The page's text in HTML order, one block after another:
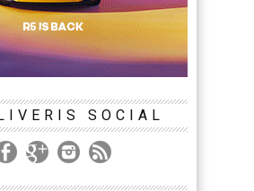
SOCIAL